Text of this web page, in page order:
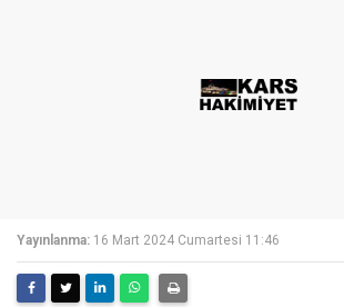
Yayınlanma: 16 Mart 2024 Cumartesi 11:46